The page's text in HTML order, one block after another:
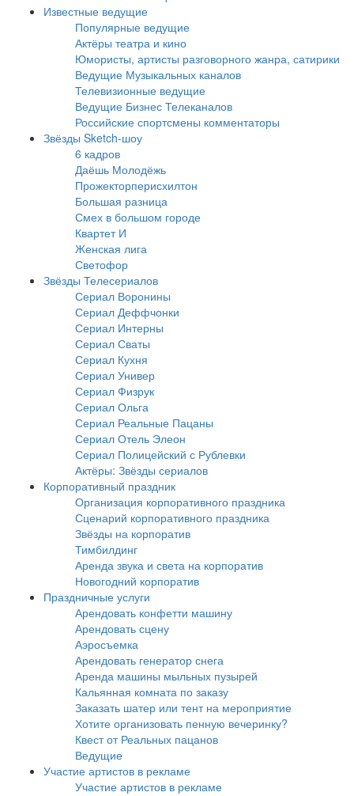
Известные ведущие
Популярные ведущие
Актёры театра и кино
Юмористы, артисты разговорного жанра, сатирики
Ведущие Музыкальных каналов
Телевизионные ведущие
Ведущие Бизнес Телеканалов
Российские спортсмены комментаторы
Звёзды Sketch-шоу
6 кадров
Даёшь Молодёжь
Прожекторперисхилтон
Большая разница
Смех в большом городе
Квартет И
Женская лига
Светофор
Звёзды Телесериалов
Сериал Воронины
Сериал Деффчонки
Сериал Интерны
Сериал Сваты
Сериал Кухня
Сериал Универ
Сериал Физрук
Сериал Ольга
Сериал Реальные Пацаны
Сериал Отель Элеон
Сериал Полицейский с Рублевки
Актёры: Звёзды сериалов
Корпоративный праздник
Организация корпоративного праздника
Сценарий корпоративного праздника
Звёзды на корпоратив
Тимбилдинг
Аренда звука и света на корпоратив
Новогодний корпоратив
Праздничные услуги
Арендовать конфетти машину
Арендовать сцену
Аэросъемка
Арендовать генератор снега
Аренда машины мыльных пузырей
Кальянная комната по заказу
Заказать шатер или тент на мероприятие
Хотите организовать пенную вечеринку?
Квест от Реальных пацанов
Ведущие
Участие артистов в рекламе
Участие артистов в рекламе